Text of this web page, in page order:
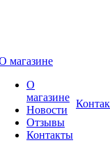
магазине
Новости
Отзывы
Контакты